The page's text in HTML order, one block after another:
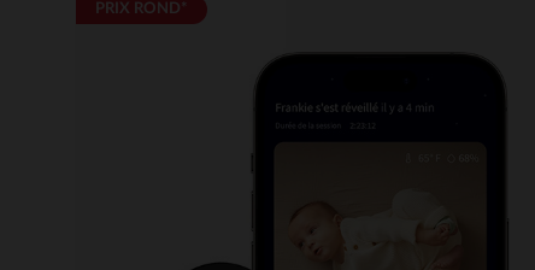
PRIX ROND*